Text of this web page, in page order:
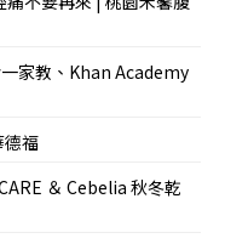
家教、Khan Academy
德福
＆ Cebelia 秋冬乾